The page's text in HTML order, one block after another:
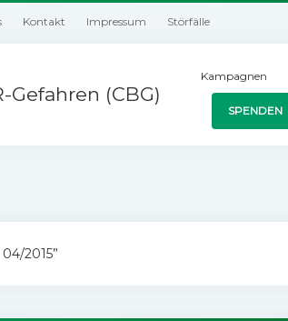
Kontakt Impressum Störfälle
(CBG)
Kampagnen
SPENDEN
2015”